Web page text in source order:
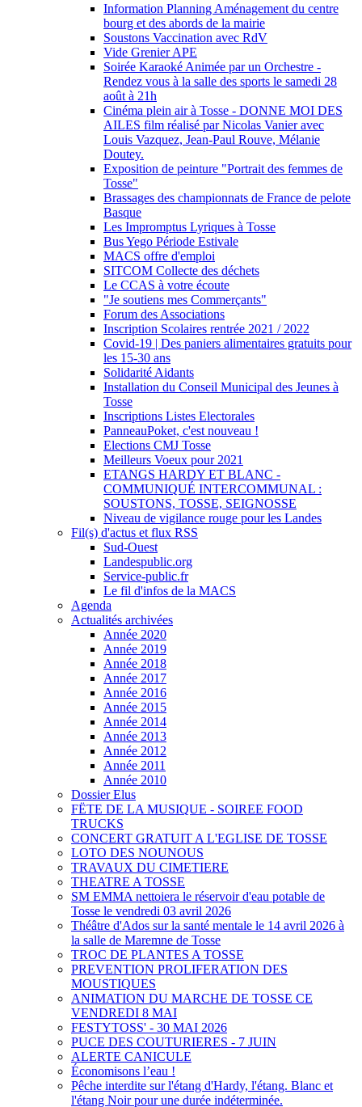
Information Planning Aménagement du centre
bourg et des abords de la mairie
Soustons Vaccination avec RdV
Vide Grenier APE
Soirée Karaoké Animée par un Orchestre -
Rendez vous à la salle des sports le samedi 28
août à 21h
Cinéma plein air à Tosse - DONNE MOI DES
AILES film réalisé par Nicolas Vanier avec
Louis Vazquez, Jean-Paul Rouve, Mélanie
Doutey.
Exposition de peinture "Portrait des femmes de
Tosse"
Brassages des championnats de France de pelote
Basque
Les Impromptus Lyriques à Tosse
Bus Yego Période Estivale
MACS offre d'emploi
SITCOM Collecte des déchets
Le CCAS à votre écoute
"Je soutiens mes Commerçants"
Forum des Associations
Inscription Scolaires rentrée 2021 / 2022
Covid-19 | Des paniers alimentaires gratuits pour
les 15-30 ans
Solidarité Aidants
Installation du Conseil Municipal des Jeunes à
Tosse
Inscriptions Listes Electorales
PanneauPoket, c'est nouveau !
Elections CMJ Tosse
Meilleurs Voeux pour 2021
ETANGS HARDY ET BLANC -
COMMUNIQUÉ INTERCOMMUNAL :
SOUSTONS, TOSSE, SEIGNOSSE
Niveau de vigilance rouge pour les Landes
Fil(s) d'actus et flux RSS
Sud-Ouest
Landespublic.org
Service-public.fr
Le fil d'infos de la MACS
Agenda
Actualités archivées
Année 2020
Année 2019
Année 2018
Année 2017
Année 2016
Année 2015
Année 2014
Année 2013
Année 2012
Année 2011
Année 2010
Dossier Elus
FËTE DE LA MUSIQUE - SOIREE FOOD
TRUCKS
CONCERT GRATUIT A L'EGLISE DE TOSSE
LOTO DES NOUNOUS
TRAVAUX DU CIMETIERE
THEATRE A TOSSE
SM EMMA nettoiera le réservoir d'eau potable de
Tosse le vendredi 03 avril 2026
Théâtre d'Ados sur la santé mentale le 14 avril 2026 à
la salle de Maremne de Tosse
TROC DE PLANTES A TOSSE
PREVENTION PROLIFERATION DES
MOUSTIQUES
ANIMATION DU MARCHE DE TOSSE CE
VENDREDI 8 MAI
FESTYTOSS' - 30 MAI 2026
PUCE DES COUTURIERES - 7 JUIN
ALERTE CANICULE
Économisons l’eau !
Pêche interdite sur l'étang d'Hardy, l'étang. Blanc et
l'étang Noir pour une durée indéterminée.